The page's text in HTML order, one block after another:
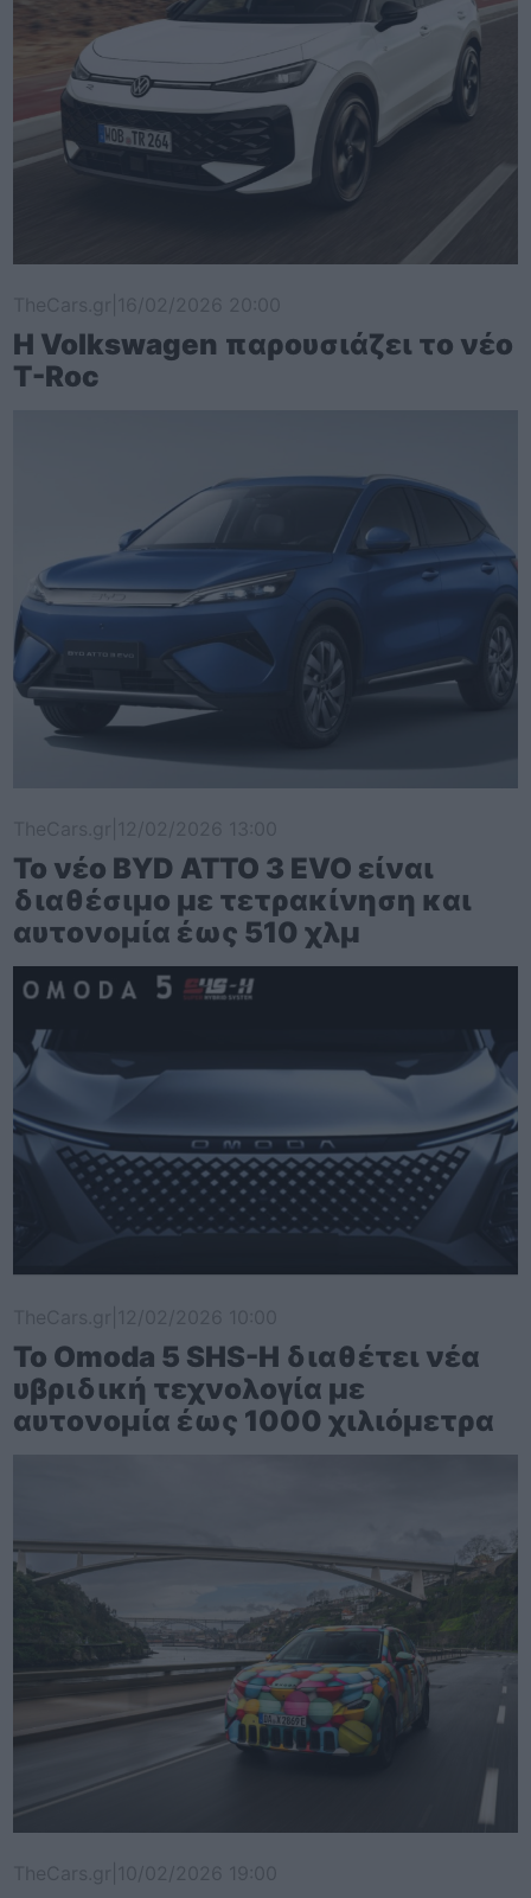
Η Volkswagen παρουσιάζει το νέο
T-Roc
Το νέο BYD ATTO 3 EVO είναι
διαθέσιμο με τετρακίνηση και
αυτονομία έως 510 χλμ
Το Omoda 5 SHS-H διαθέτει νέα
υβριδική τεχνολογία με
αυτονομία έως 1000 χιλιόμετρα